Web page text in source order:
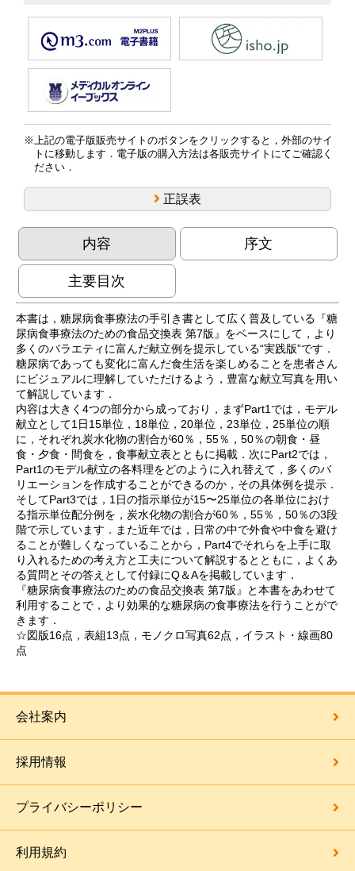
上記の電子版販売サイトのボタンをクリックすると，外部のサイ
トに移動します．電子版の購入方法は各販売サイトにてご確認く
ださい．
正誤表
内容 序文
主要目次
本書は，糖尿病食事療法の手引き書として広く普及している『糖
尿病食事療法のための食品交換表 第7版』をベースにして，より
多くのバラエティに富んだ献立例を提示している“実践版”です．
糖尿病であっても変化に富んだ食生活を楽しめることを患者さん
にビジュアルに理解していただけるよう，豊富な献立写真を用い
て解説しています．
内容は大きく4つの部分から成っており，まずPart1では，モデル
献立として1日15単位，18単位，20単位，23単位，25単位の順
に，それぞれ炭水化物の割合が60％，55％，50％の朝食・昼
食・夕食・間食を，食事献立表とともに掲載．次にPart2では，
Part1のモデル献立の各料理をどのように入れ替えて，多くのバ
リエーションを作成することができるのか，その具体例を提示．
そしてPart3では，1日の指示単位が15〜25単位の各単位におけ
る指示単位配分例を，炭水化物の割合が60％，55％，50％の3段
階で示しています．また近年では，日常の中で外食や中食を避け
ることが難しくなっていることから，Part4でそれらを上手に取
り入れるための考え方と工夫について解説するとともに，よくあ
る質問とその答えとして付録にQ＆Aを掲載しています．
『糖尿病食事療法のための食品交換表 第7版』と本書をあわせて
利用することで，より効果的な糖尿病の食事療法を行うことがで
きます．
☆図版16点，表組13点，モノクロ写真62点，イラスト・線画80
点
会社案内
採用情報
プライバシーポリシー
利用規約